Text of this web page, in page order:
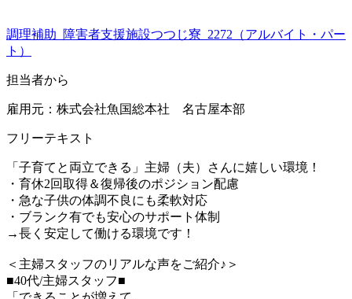
調理補助_障害者支援施設つつじ寮_2272（アルバイト・パー
ト）
担当者から
雇用元：株式会社魚国総本社 名古屋本部
フリーテキスト
「子育てと両立できる」主婦（夫）さんに嬉しい環境！
・育休2回取得＆復帰後のポジション配慮
・急な子供の体調不良にも柔軟対応
・ブランク有でも安心のサポート体制
→長く安定して働ける環境です！
＜主婦スタッフのリアルな声をご紹介♪＞
■40代/主婦スタッフ■